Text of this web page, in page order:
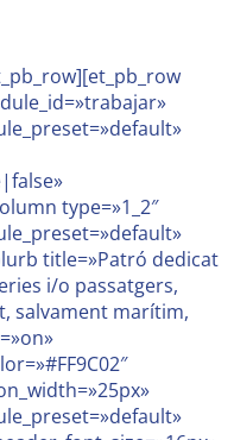
type=»1_2″
title=»Patró dedicat
i/o passatgers,
salvament marítim,